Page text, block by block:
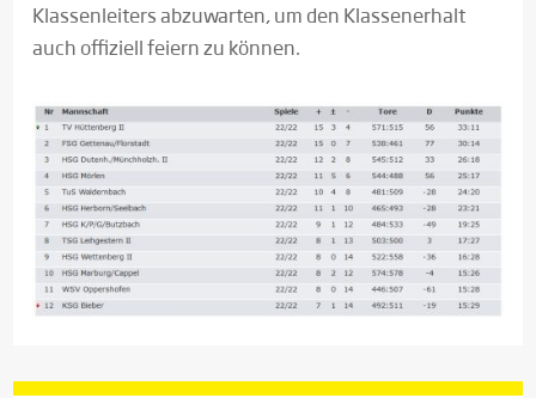
Klassenleiters abzuwarten, um den Klassenerhalt
auch offiziell feiern zu können.